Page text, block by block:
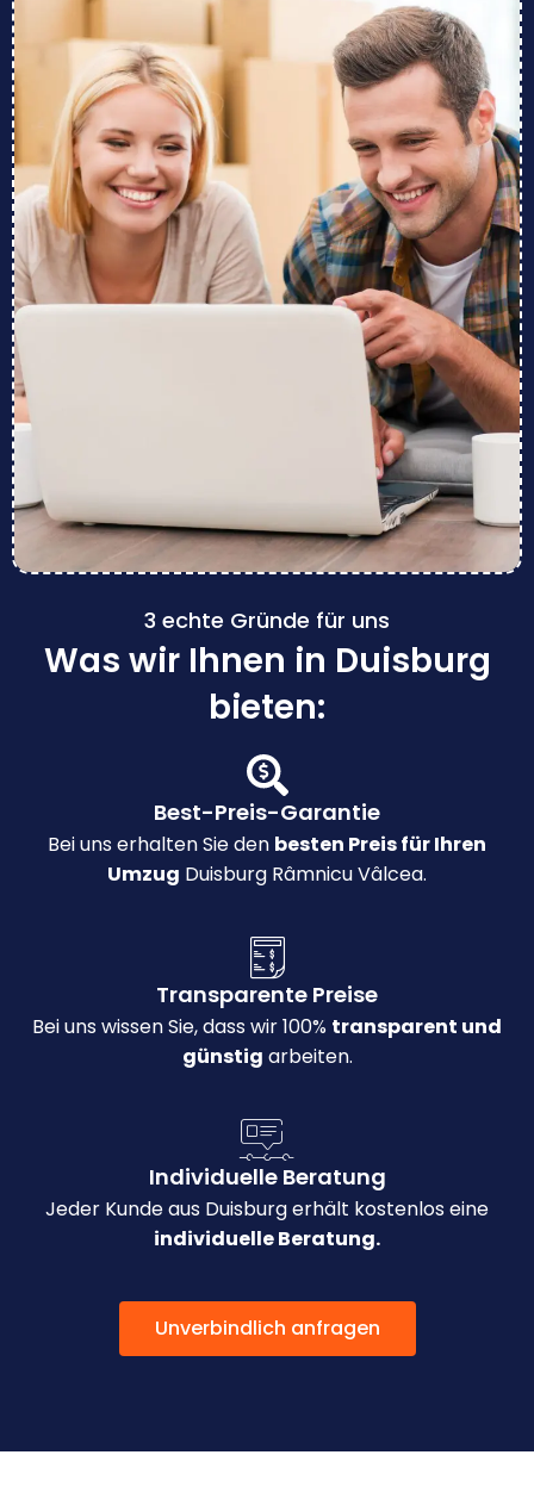
3 echte Gründe für uns
Was wir Ihnen in Duisburg
bieten:
Best-Preis-Garantie
Bei uns erhalten Sie den besten Preis für Ihren
Umzug Duisburg Râmnicu Vâlcea.
Transparente Preise
Bei uns wissen Sie, dass wir 100% transparent und
günstig arbeiten.
Individuelle Beratung
Jeder Kunde aus Duisburg erhält kostenlos eine
individuelle Beratung.
Unverbindlich anfragen